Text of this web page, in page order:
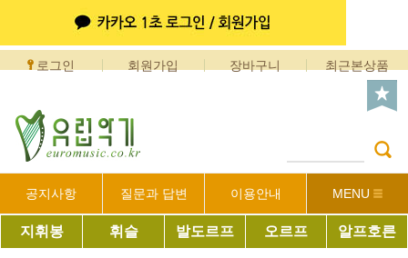
로그인 회원가입 장바구니 최근본상품
공지사항 질문과 답변 이용안내 MENU
지휘봉 휘슬 발도르프 오르프 알프호른